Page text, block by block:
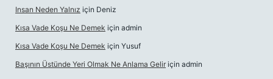
Insan Neden Yalnız için Deniz
Kısa Vade Koşu Ne Demek için admin
Kısa Vade Koşu Ne Demek için Yusuf
Başının Üstünde Yeri Olmak Ne Anlama Gelir için admin